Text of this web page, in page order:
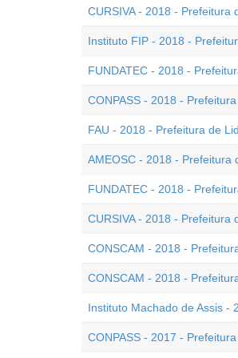
CURSIVA - 2018 -
Instituto FIP - 2018 -
FUNDATEC - 2018 -
CONPASS - 2018 -
FAU - 2018 - Prefeitura de
AMEOSC - 2018 - Prefeitura
FUNDATEC - 2018 -
CURSIVA - 2018 - Prefeitura
CONSCAM - 2018 -
CONSCAM - 2018 -
Instituto Machado de Assis -
CONPASS - 2017 -